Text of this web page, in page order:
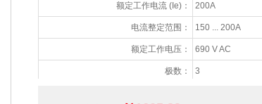
额定工作电流 (Ie)： 200A
电流整定范围： 150 ... 200A
额定工作电压： 690 V AC
极数： 3